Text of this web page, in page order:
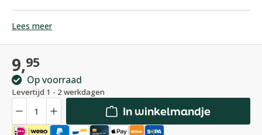
Lees meer
9,95
Op voorraad
Levertijd 1 - 2 werkdagen
In winkelmandje